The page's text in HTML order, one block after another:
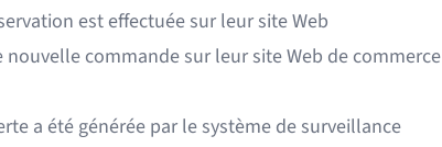
est effectuée sur leur site Web
commande sur leur site Web de commerce
a été générée par le système de surveillance